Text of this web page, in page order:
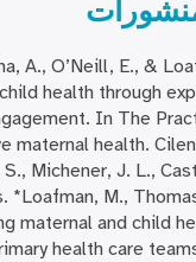
A., O’Neill, E., &
health through
In The
maternal health.
Michener, J. L.,
M.,
maternal and child
health care